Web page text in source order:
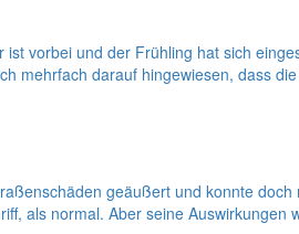
vorbei und der Frühling hat sich
mehrfach darauf hingewiesen, dass
geäußert und konnte
als normal. Aber seine